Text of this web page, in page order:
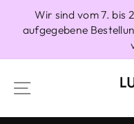
Inhalt
Wir sind vom 7. bis
aufgegebene